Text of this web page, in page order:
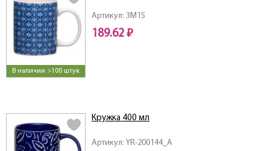
В наличии >100 штук
Артикул: 3M15
189.62 ₽
Артикул: YR-200144_A
Кружка 400 мл